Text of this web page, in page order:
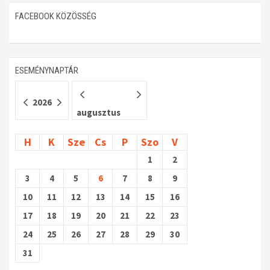
FACEBOOK KÖZÖSSÉG
ESEMÉNYNAPTÁR
2026
augusztus
H K Sze Cs P Szo V
1
2
3
4 5 6 7 8
9
10
11 12 13 14 15
16
17
18 19 20 21 22
23
24
25 26 27 28 29
30
31